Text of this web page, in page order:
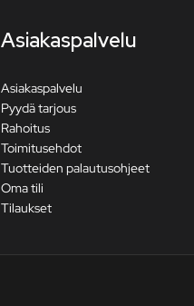
Asiakaspalvelu
Asiakaspalvelu
Pyydä tarjous
Rahoitus
Toimitusehdot
Tuotteiden palautusohjeet
Oma tili
Tilaukset